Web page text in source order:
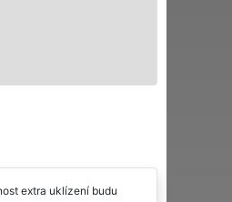
extra uklízení budu